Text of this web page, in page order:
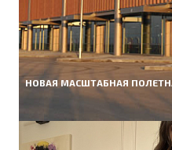
НОВАЯ МАСШТАБНАЯ